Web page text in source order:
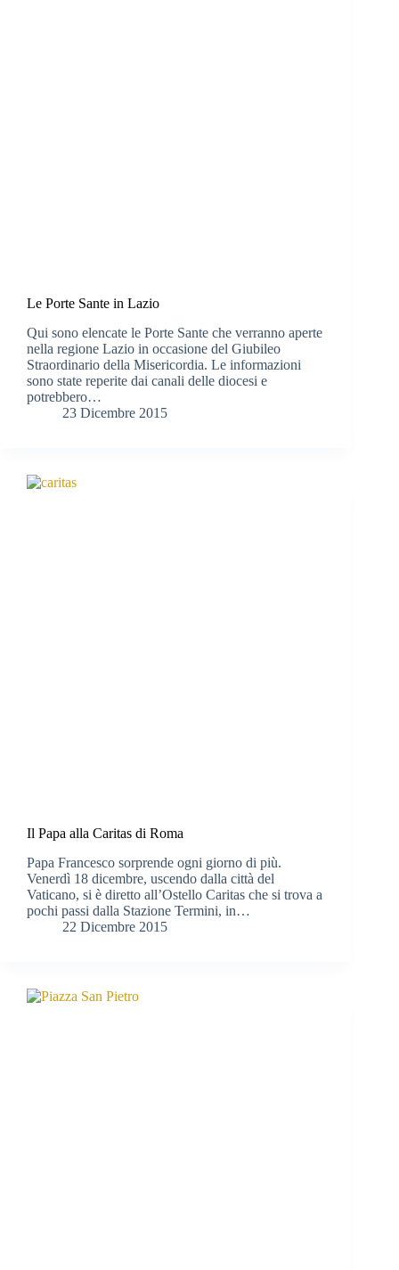
Le Porte Sante in Lazio
Qui sono elencate le Porte Sante che verranno aperte
nella regione Lazio in occasione del Giubileo
Straordinario della Misericordia. Le informazioni
sono state reperite dai canali delle diocesi e
potrebbero…
23 Dicembre 2015
Il Papa alla Caritas di Roma
Papa Francesco sorprende ogni giorno di più.
Venerdì 18 dicembre, uscendo dalla città del
Vaticano, si è diretto all’Ostello Caritas che si trova a
pochi passi dalla Stazione Termini, in…
22 Dicembre 2015